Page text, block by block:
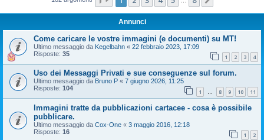
Annunci
Come caricare le vostre immagini (e documenti) su MT!
Ultimo messaggio da Kegelbahn « 22 febbraio 2023, 17:09
Risposte: 35 1 2 3 4
Uso dei Messaggi Privati e sue conseguenze sul forum.
Ultimo messaggio da Bruno P « 7 giugno 2026, 11:25
Risposte: 104 1 … 8 9 10 11
Immagini tratte da pubblicazioni cartacee - cosa è possibile
pubblicare.
Ultimo messaggio da Cox-One « 3 maggio 2016, 12:18
Risposte: 16 1 2